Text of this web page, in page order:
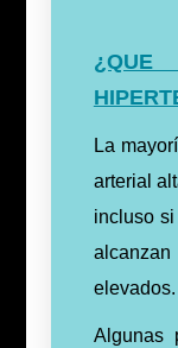
¿QUE
La
arterial
incluso si
elevados.
Algunas